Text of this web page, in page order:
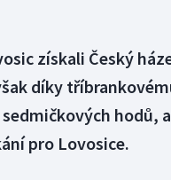
získali Český
díky
hodů,
pro Lovosice.